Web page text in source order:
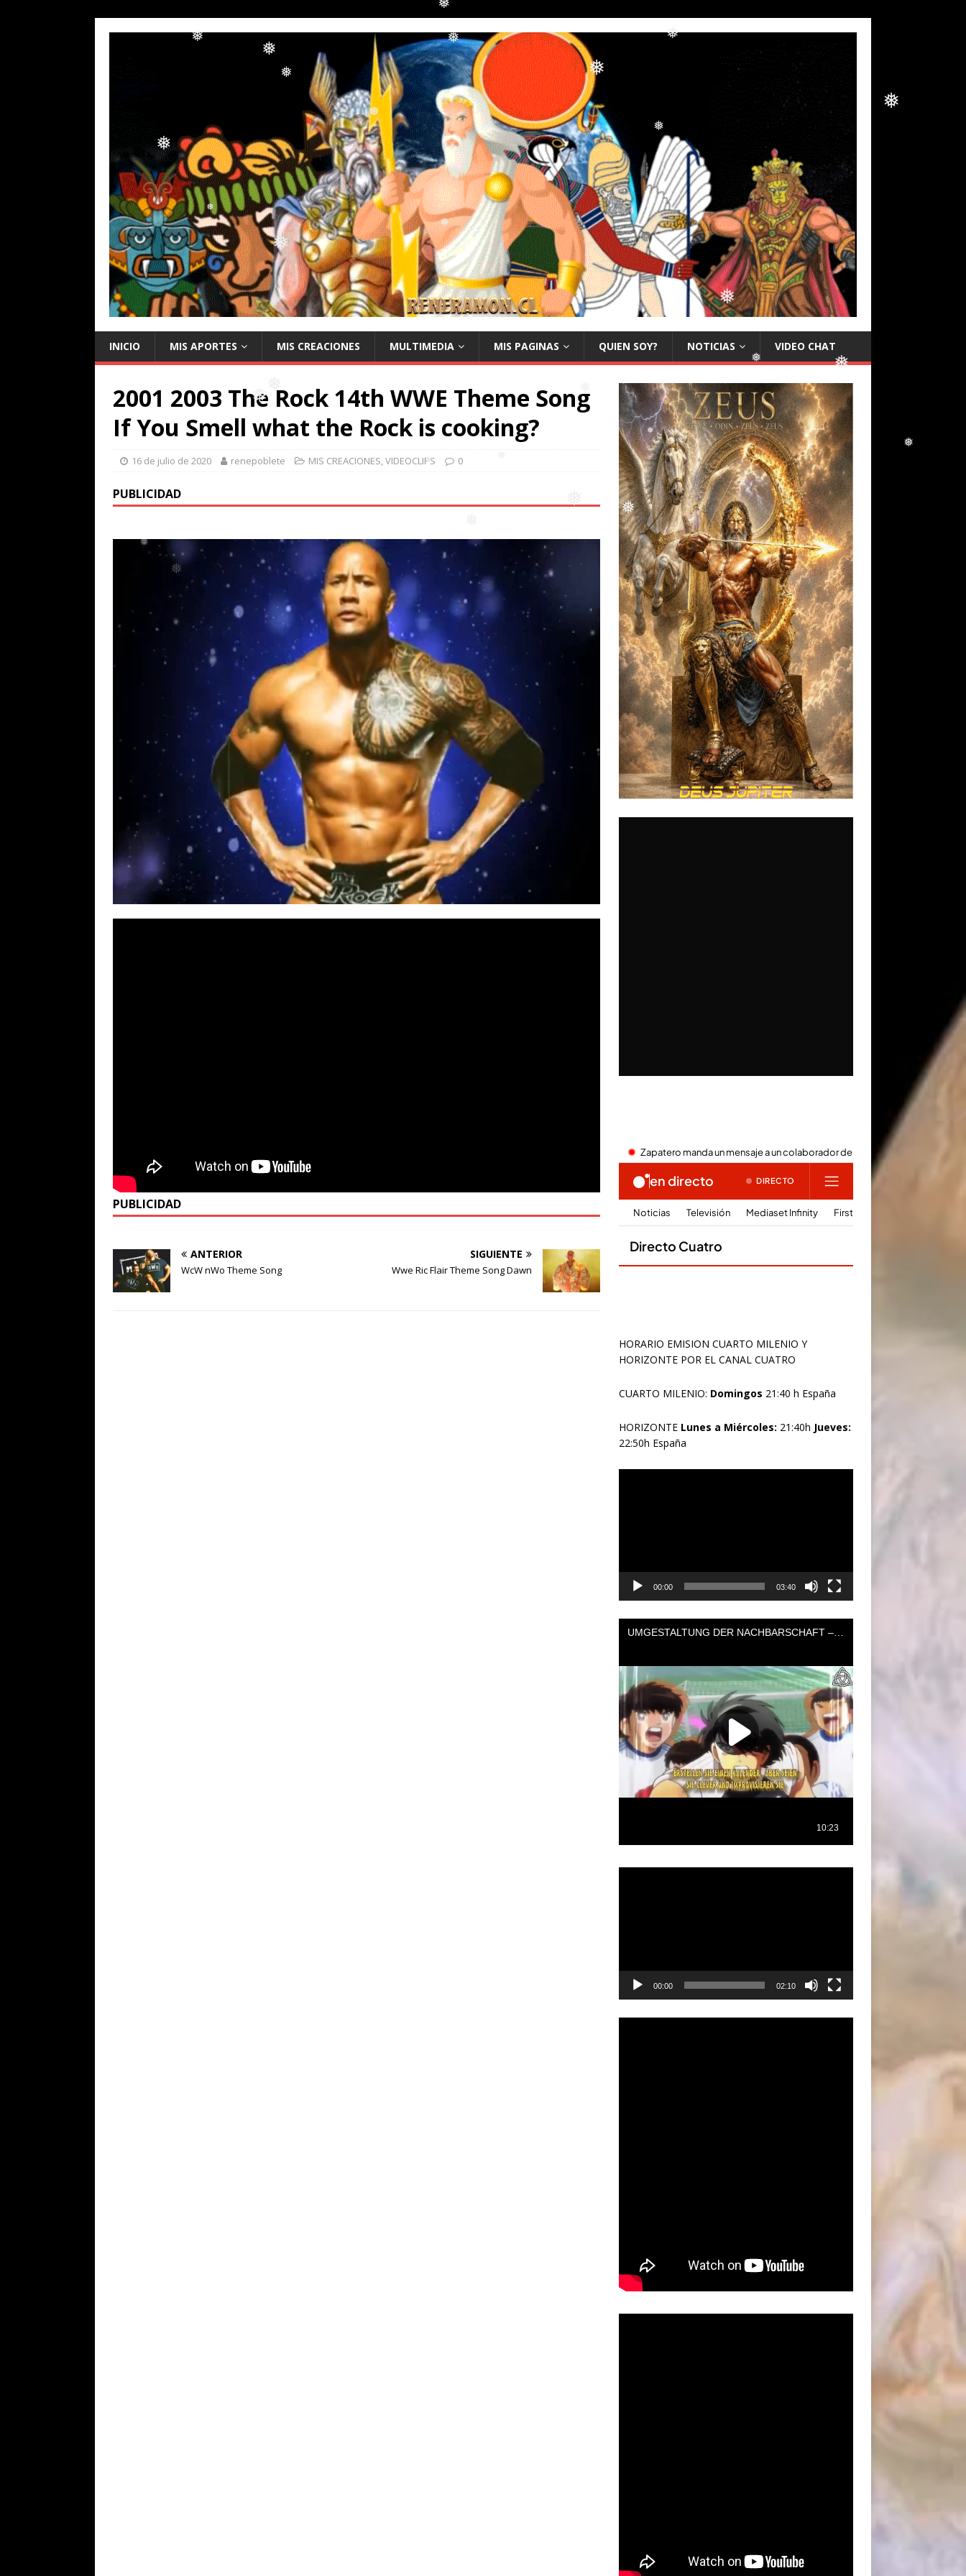
❅
❅
❅
❅
❅
❅
❅
❅
❅
❅
❅
❅ ❅
❅ ❅
❅ ❅
❅
❅ ❅
❅
❅
INICIO MIS APORTES MIS CREACIONES MULTIMEDIA MIS PAGINAS QUIEN SOY? NOTICIAS VIDEO CHAT
2001 2003 The Rock 14th WWE Theme Song
If You Smell what the Rock is cooking?
16 de julio de 2020 renepoblete MIS CREACIONES,VIDEOCLIPS 0
PUBLICIDAD
PUBLICIDAD
ANTERIOR
WcW nWo Theme Song
SIGUIENTE
Wwe Ric Flair Theme Song Dawn
HORARIO EMISION CUARTO MILENIO Y
HORIZONTE POR EL CANAL CUATRO
CUARTO MILENIO: Domingos 21:40 h España
HORIZONTE Lunes a Miércoles: 21:40h Jueves:
22:50h España
00:00 03:40
00:00 02:10